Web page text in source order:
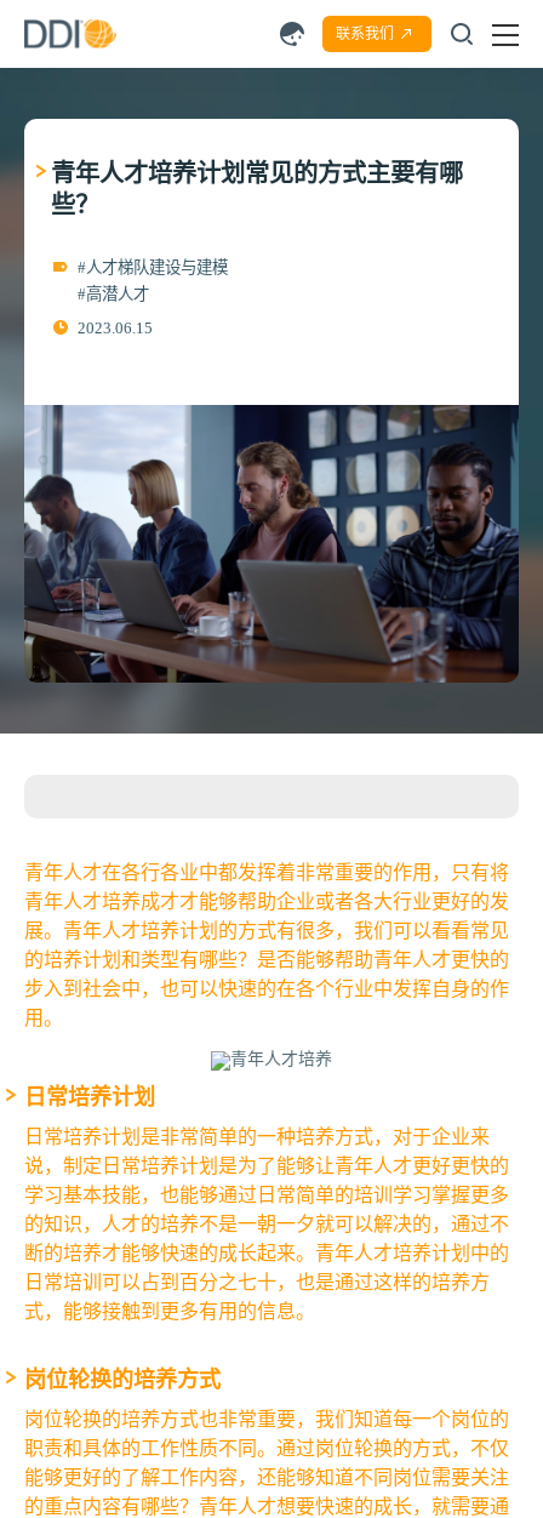
联系我们
青年人才培养计划常见的方式主要有哪
些？
#人才梯队建设与建模
#高潜人才
2023.06.15
青年人才在各行各业中都发挥着非常重要的作用，只有将
青年人才培养成才才能够帮助企业或者各大行业更好的发
展。青年人才培养计划的方式有很多，我们可以看看常见
的培养计划和类型有哪些？是否能够帮助青年人才更快的
步入到社会中，也可以快速的在各个行业中发挥自身的作
用。
日常培养计划
日常培养计划是非常简单的一种培养方式，对于企业来
说，制定日常培养计划是为了能够让青年人才更好更快的
学习基本技能，也能够通过日常简单的培训学习掌握更多
的知识，人才的培养不是一朝一夕就可以解决的，通过不
断的培养才能够快速的成长起来。青年人才培养计划中的
日常培训可以占到百分之七十，也是通过这样的培养方
式，能够接触到更多有用的信息。
岗位轮换的培养方式
岗位轮换的培养方式也非常重要，我们知道每一个岗位的
职责和具体的工作性质不同。通过岗位轮换的方式，不仅
能够更好的了解工作内容，还能够知道不同岗位需要关注
的重点内容有哪些？青年人才想要快速的成长，就需要通